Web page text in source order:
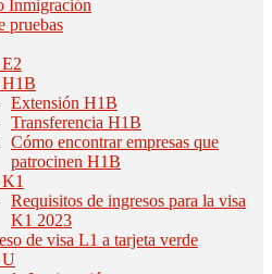
Inmigración
pruebas
Extensión H1B
Transferencia H1B
Cómo encontrar empresas que
patrocinen H1B
Requisitos de ingresos para la visa
K1 2023
de visa L1 a tarjeta verde